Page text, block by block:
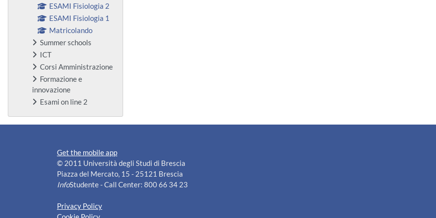
ESAMI Fisiologia 2
ESAMI Fisiologia 1
Matricolando
Summer schools
ICT
Corsi Amministrazione
Formazione e
innovazione
Esami on line 2
Get the mobile app
© 2011 Università degli Studi di Brescia
Piazza del Mercato, 15 - 25121 Brescia
InfoStudente - Call Center: 800 66 34 23
Privacy Policy